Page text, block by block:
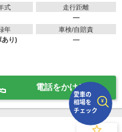
式
走行距離
―
年
あり)
車検/自賠責
―
電話をかける